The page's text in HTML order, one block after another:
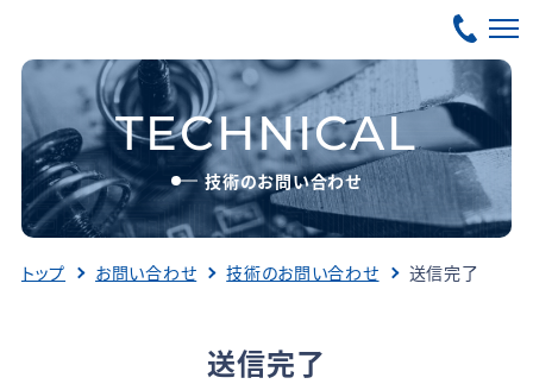
TECHNICAL
技術のお問い合わせ
トップ お問い合わせ 技術のお問い合わせ 送信完了
送信完了